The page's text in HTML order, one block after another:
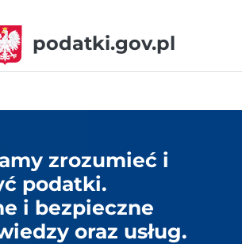
podatki.gov.pl
zrozumieć i
podatki.
i bezpieczne
oraz usług.